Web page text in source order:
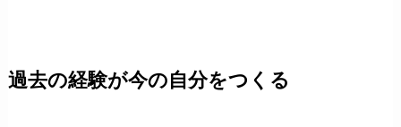
過去の経験が今の自分をつくる